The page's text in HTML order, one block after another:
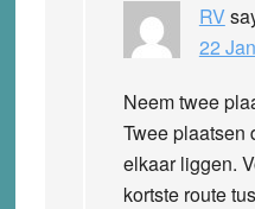
RV
22
Neem twee
Twee plaatsen
elkaar liggen.
kortste route